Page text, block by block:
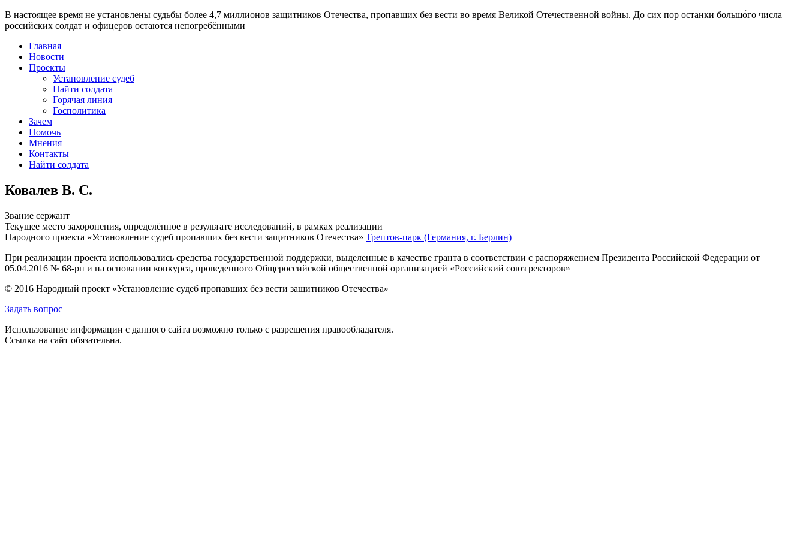
В настоящее время не установлены судьбы более 4,7 миллионов защитников Отечества, пропавших без вести во время Великой Отечественной войны. До сих пор останки большо́го числа
российских солдат и офицеров остаются непогребёнными
Главная
Новости
Проекты
Установление судеб
Найти солдата
Горячая линия
Госполитика
Зачем
Помочь
Мнения
Контакты
Найти солдата
Ковалев В. С.
Звание сержант
Текущее место захоронения, определённое в результате исследований, в рамках реализации
Народного проекта «Установление судеб пропавших без вести защитников Отечества» Трептов-парк (Германия, г. Берлин)
При реализации проекта использовались средства государственной поддержки, выделенные в качестве гранта в соответствии с распоряжением Президента Российской Федерации от
05.04.2016 № 68-рп и на основании конкурса, проведенного Общероссийской общественной организацией «Российский союз ректоров»
© 2016 Народный проект «Установление судеб пропавших без вести защитников Отечества»
Задать вопрос
Использование информации с данного сайта возможно только с разрешения правообладателя.
Ссылка на сайт обязательна.